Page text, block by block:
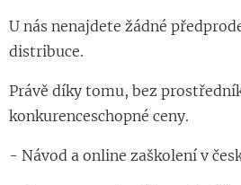
U nás nenajdete žádné
distribuce.
Právě díky tomu, bez
konkurenceschopné ceny.
- Návod a online zaškolení v